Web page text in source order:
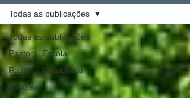
Todas as publicações
Pastoral Escolar
Pastoral Vocacional
Escolas
Todas as publicações